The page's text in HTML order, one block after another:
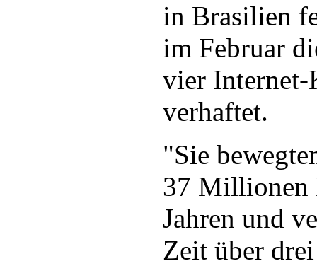
in Brasilien
im Februar
vier
verhaftet.
"Sie
37 Millionen
Jahren und
Zeit über